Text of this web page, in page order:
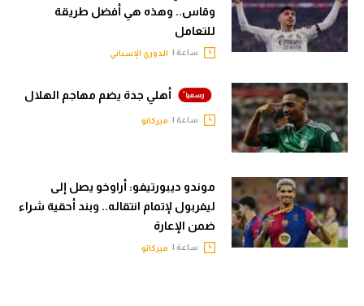
وقاس.. وهذه هي أفضل طريقة
للتعامل
ساعة | الدوري الإسباني
أهلي جدة يضم مهاجم الهلال
ساعة | ميركاتو
موندو ديبورتيفو: أراوخو يصل إلى
ليفربول لإتمام انتقاله.. وبند أحقية شراء
ضمن الإعارة
ساعة | ميركاتو